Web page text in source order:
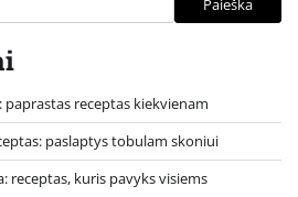
receptas kiekvienam
paslaptys tobulam skoniui
receptas, kuris pavyks visiems